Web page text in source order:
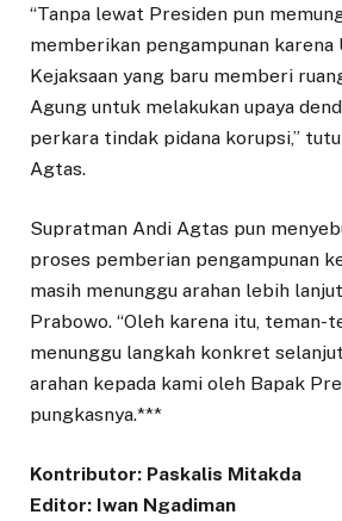
“Tanpa lewat Presiden pun
memberikan pengampunan karena
Kejaksaan yang baru memberi
Agung untuk melakukan upaya
perkara tindak pidana korupsi,”
Agtas.
Supratman Andi Agtas pun
proses pemberian pengampunan
masih menunggu arahan lebih
Prabowo. “Oleh karena itu, teman-
menunggu langkah konkret
arahan kepada kami oleh Bapak
pungkasnya.***
Kontributor: Paskalis Mitakda
Editor: Iwan Ngadiman